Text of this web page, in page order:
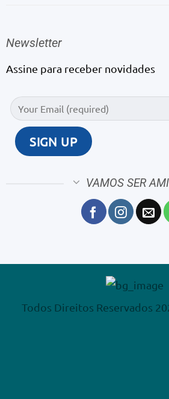
Newsletter
Assine para receber novidades
VAMOS SER
Todos Direitos Reservados